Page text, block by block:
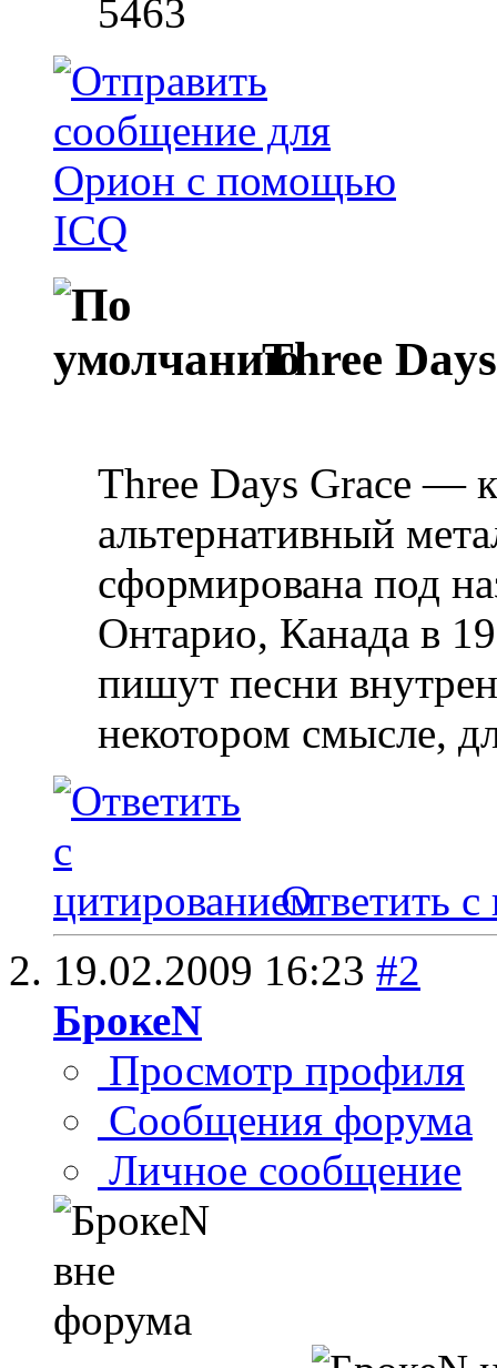
5463
Three
Three Days Grace —
альтернативный
сформирована под
Онтарио, Канада в
пишут песни
некотором смысле,
Ответить с
19.02.2009 16:23 #2
БрокеN
Просмотр профиля
Сообщения форума
Личное сообщение